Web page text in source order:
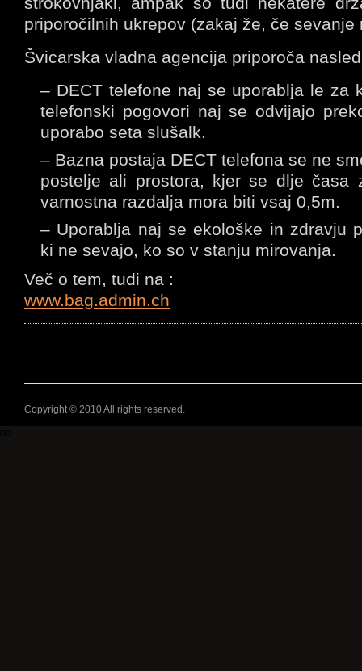
priporočilnih ukrepov (zakaj že, če
Švicarska vladna agencija priporoča
– DECT telefone naj se uporablja le za
telefonski pogovori naj se odvijajo
uporabo seta slušalk.
– Bazna postaja DECT telefona se ne
postelje ali prostora, kjer se dlje časa
varnostna razdalja mora biti vsaj 0,5m.
– Uporablja naj se ekološke in zdravju
ki ne sevajo, ko so v stanju mirovanja.
Več o tem, tudi na :
www.bag.admin.ch
Copyright © 2010 All rights reserved.